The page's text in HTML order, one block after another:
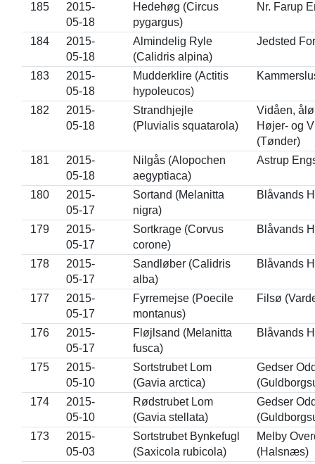
185
2015-
05-18
Hedehøg (Circus
pygargus)
Nr. Farup
184
2015-
05-18
Almindelig Ryle
(Calidris alpina)
Jedsted
183
2015-
05-18
Mudderklire (Actitis
hypoleucos)
182
2015-
05-18
Strandhjejle
(Pluvialis squatarola)
Vidåen,
Højer- og
(Tønder)
181
2015-
05-18
Nilgås (Alopochen
aegyptiaca)
Astrup
180
2015-
05-17
Sortand (Melanitta
nigra)
Blåvands
179
2015-
05-17
Sortkrage (Corvus
corone)
Blåvands
178
2015-
05-17
Sandløber (Calidris
alba)
Blåvands
177
2015-
05-17
Fyrremejse (Poecile
montanus)
Filsø
176
2015-
05-17
Fløjlsand (Melanitta
fusca)
Blåvands
175
2015-
05-10
Sortstrubet Lom
(Gavia arctica)
Gedser
174
2015-
05-10
Rødstrubet Lom
(Gavia stellata)
Gedser
173
2015-
05-03
Sortstrubet Bynkefugl
(Saxicola rubicola)
Melby
(Halsnæs)